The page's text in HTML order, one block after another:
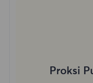
Proksi